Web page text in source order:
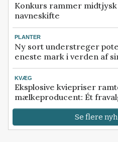
Konkurs rammer
navneskifte
PLANTER
Ny sort understreger
eneste mark i verden af
KVÆG
Eksplosive kviepriser
mælkeproducent: Ét
Se flere